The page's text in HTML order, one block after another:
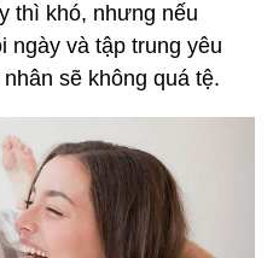
thì khó, nhưng nếu
ngày và tập trung yêu
sẽ không quá tệ.